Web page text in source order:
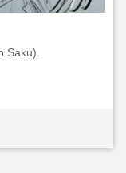
Saku).